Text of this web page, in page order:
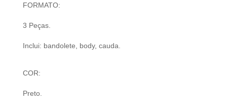
FORMATO:
3 Peças.
Inclui: bandolete, body, cauda.
COR:
Preto.